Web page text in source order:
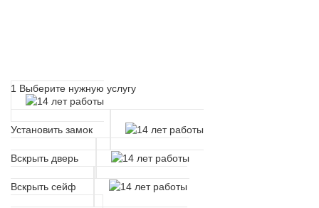
1 Выберите нужную услугу
Установить замок
Вскрыть дверь
Вскрыть сейф